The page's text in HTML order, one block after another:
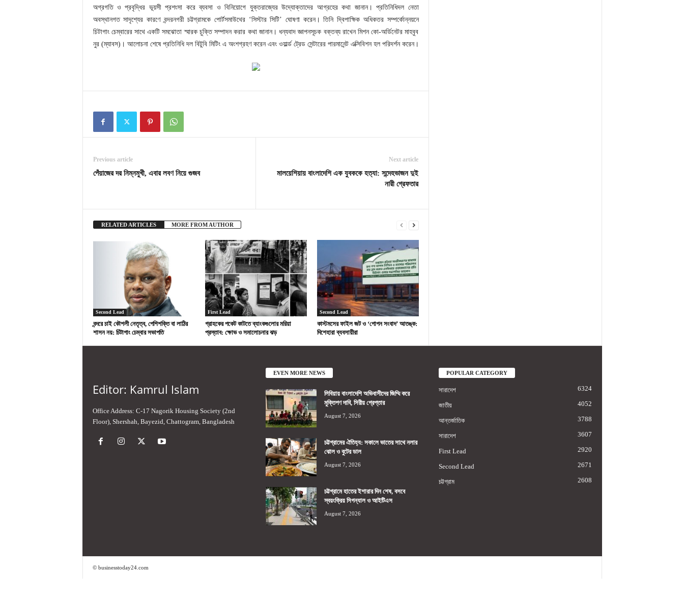
অগ্রগতি ও প্রবৃদ্ধির ভূয়সী প্রশংসা করে ব্যবসা ও বিনিয়োগে যুক্তরাজ্যের উদ্যোক্তাদের আগ্রহের কথা জানান। প্রতিনিধিদল নেতা
অবস্থানগত সাদৃশ্যের কারণে বন্দরনগরী চট্টগ্রামকে পোর্টসমাউথের ‘সিস্টার সিটি’ ঘোষণা করেন। তিনি দ্বিপাক্ষিক অধিকতর সম্পর্কোন্নয়নে
চিটাগাং চেম্বারের সাথে একটি সমঝোতা স্মারক চুক্তি সম্পাদন করার কথা জানান। ধন্যবাদ জ্ঞাপনসূচক বক্তব্য রাখেন মিশন কো-অর্ডিনেটর মাহবুব
নুর (ম্যাবস)। আলোচনা শেষে প্রতিনিধি দল বিটুবি মিটিং এ অংশগ্রহণ করেন এবং ওয়ার্ল্ড ট্রেড সেন্টারের পারমানেন্ট এক্সিবিশন হল পরিদর্শন করেন।
Previous article
পেঁয়াজের দর নিম্নমুখী, এবার লবণ নিয়ে গুজব
Next article
মালয়েশিয়ায় বাংলাদেশি এক যুবককে হত্যা: সন্দেহভাজন দুই
নারী গ্রেফতার
RELATED ARTICLES MORE FROM AUTHOR
Second Lead
বন্দরে চাই কৌশলী নেতৃত্ব, পেশিশক্তি বা লাঠির
শাসন নয়: চিটাগাং চেম্বার সভাপতি
First Lead
গ্রাহকের পকেট কাটতে ব্যাংকগুলোর মরিয়া
প্রস্তাব: ক্ষোভ ও সমালোচনার ঝড়
Second Lead
কাস্টমসের ফাইল জট ও ‘গোপন সংবাদ’ আতঙ্ক:
দিশেহারা ব্যবসায়ীরা
Editor: Kamrul Islam
Office Address: C-17 Nagorik Housing Society (2nd
Floor), Shershah, Bayezid, Chattogram, Bangladesh
EVEN MORE NEWS
লিবিয়ায় বাংলাদেশি অভিবাসীদের জিম্মি করে
মুক্তিপণ দাবি, সিরীয় গ্রেপ্তার
August 7, 2026
চট্টগ্রামের ঐতিহ্য: সকালে ভাতের সাথে নলার
ঝোল ও বুটের ডাল
August 7, 2026
চট্টগ্রামে হাতের ইশারার দিন শেষ, বসবে
স্বয়ংক্রিয় সিগন্যাল ও আইটিএস
August 7, 2026
POPULAR CATEGORY
সারাদেশ 6324
জাতীয় 4052
আন্তর্জাতিক 3788
সারাদেশ 3607
First Lead 2920
Second Lead 2671
চট্টগ্রাম 2608
© businesstoday24.com